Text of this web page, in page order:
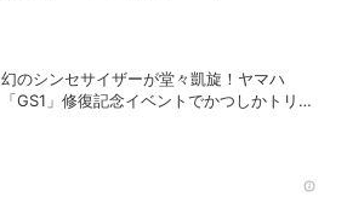
幻のシンセサイザーが堂々凱旋！ヤマハ
「GS1」修復記念イベントでかつしかトリオ